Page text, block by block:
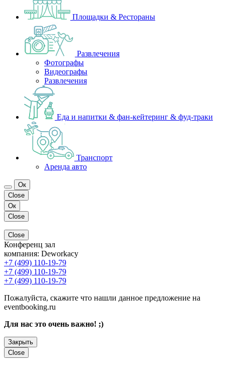
Площадки & Рестораны
Развлечения
Фотографы
Видеографы
Развлечения
Еда и напитки & фан-кейтеринг & фуд-траки
Транспорт
Аренда авто
Ок
Close
Ок
Close
Close
Конференц зал
компания: Deworkacy
+7 (499) 110-19-79
+7 (499) 110-19-79
+7 (499) 110-19-79
Пожалуйста, скажите что нашли данное предложение на
eventbooking.ru
Для нас это очень важно! ;)
Закрыть
Close